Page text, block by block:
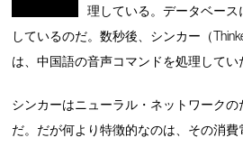
理している。データベー
しているのだ。数秒後、シンカー（
は、中国語の音声コマンドを処理してい
シンカーはニューラル・ネットワーク
だ。だが何より特徴的なのは、その消